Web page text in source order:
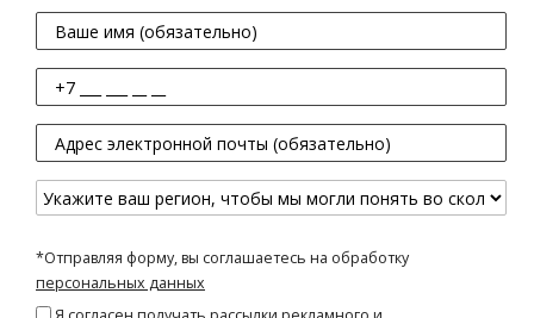
*Отправляя форму, вы соглашаетесь на обработку
персональных данных